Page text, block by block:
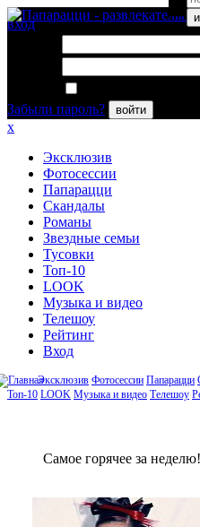
вход
Забыли пароль?
войти
x
Эксклюзив
Фотосессии
Папарацци
Скандалы
Романы
Звездные семьи
Тусовки
Топ-10
LOOK
Музыка и видео
Телешоу
Рейтинг
Вход
Эксклюзив Фотосессии Папарацци
Топ-10 LOOK Музыка и видео Телешоу
Сaмое гoрячее за неделю!